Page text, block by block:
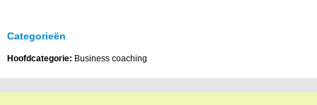
Categorieën
Hoofdcategorie: Business coaching